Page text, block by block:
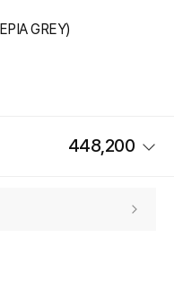
GREY)
448,200